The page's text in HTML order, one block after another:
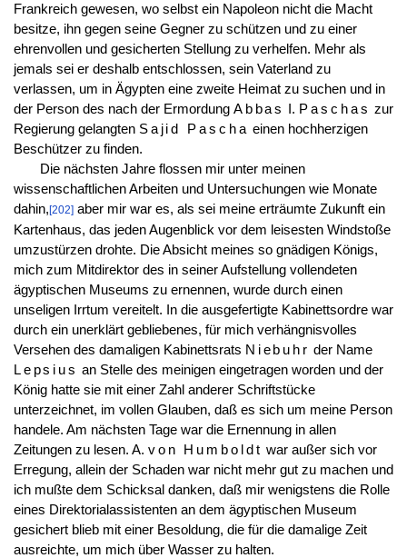
Frankreich gewesen, wo selbst ein Napoleon nicht die Macht
besitze, ihn gegen seine Gegner zu schützen und zu einer
ehrenvollen und gesicherten Stellung zu verhelfen. Mehr als
jemals sei er deshalb entschlossen, sein Vaterland zu
verlassen, um in Ägypten eine zweite Heimat zu suchen und in
der Person des nach der Ermordung Abbas I. Paschas zur
Regierung gelangten Sajid Pascha einen hochherzigen
Beschützer zu finden.
Die nächsten Jahre flossen mir unter meinen
wissenschaftlichen Arbeiten und Untersuchungen wie Monate
dahin,[202]aber mir war es, als sei meine erträumte Zukunft ein
Kartenhaus, das jeden Augenblick vor dem leisesten Windstoße
umzustürzen drohte. Die Absicht meines so gnädigen Königs,
mich zum Mitdirektor des in seiner Aufstellung vollendeten
ägyptischen Museums zu ernennen, wurde durch einen
unseligen Irrtum vereitelt. In die ausgefertigte Kabinettsordre war
durch ein unerklärt gebliebenes, für mich verhängnisvolles
Versehen des damaligen Kabinettsrats Niebuhr der Name
Lepsius an Stelle des meinigen eingetragen worden und der
König hatte sie mit einer Zahl anderer Schriftstücke
unterzeichnet, im vollen Glauben, daß es sich um meine Person
handele. Am nächsten Tage war die Ernennung in allen
Zeitungen zu lesen. A. von Humboldt war außer sich vor
Erregung, allein der Schaden war nicht mehr gut zu machen und
ich mußte dem Schicksal danken, daß mir wenigstens die Rolle
eines Direktorialassistenten an dem ägyptischen Museum
gesichert blieb mit einer Besoldung, die für die damalige Zeit
ausreichte, um mich über Wasser zu halten.